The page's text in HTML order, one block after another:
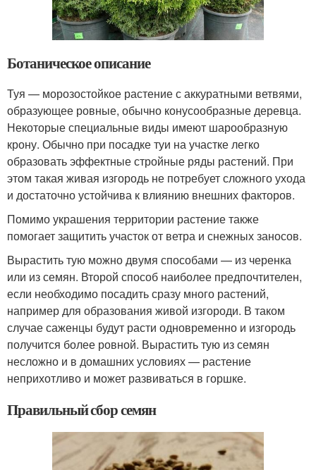
Ботаническое описание
Туя — морозостойкое растение с аккуратными ветвями,
образующее ровные, обычно конусообразные деревца.
Некоторые специальные виды имеют шарообразную
крону. Обычно при посадке туи на участке легко
образовать эффектные стройные ряды растений. При
этом такая живая изгородь не потребует сложного ухода
и достаточно устойчива к влиянию внешних факторов.
Помимо украшения территории растение также
помогает защитить участок от ветра и снежных заносов.
Вырастить тую можно двумя способами — из черенка
или из семян. Второй способ наиболее предпочтителен,
если необходимо посадить сразу много растений,
например для образования живой изгороди. В таком
случае саженцы будут расти одновременно и изгородь
получится более ровной. Вырастить тую из семян
несложно и в домашних условиях — растение
неприхотливо и может развиваться в горшке.
Правильный сбор семян